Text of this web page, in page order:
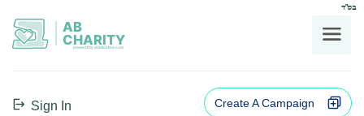
בס"ד
AB
CHARITY
powerd by ahblicklive.com
Sign In Create A Campaign